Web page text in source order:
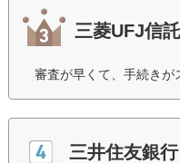
三菱UFJ信
審査が早くて、手続きが
三井住友銀行